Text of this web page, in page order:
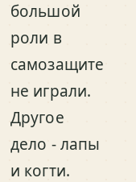
большой
роли в
самозащите
не играли.
Другое
дело - лапы
и когти.